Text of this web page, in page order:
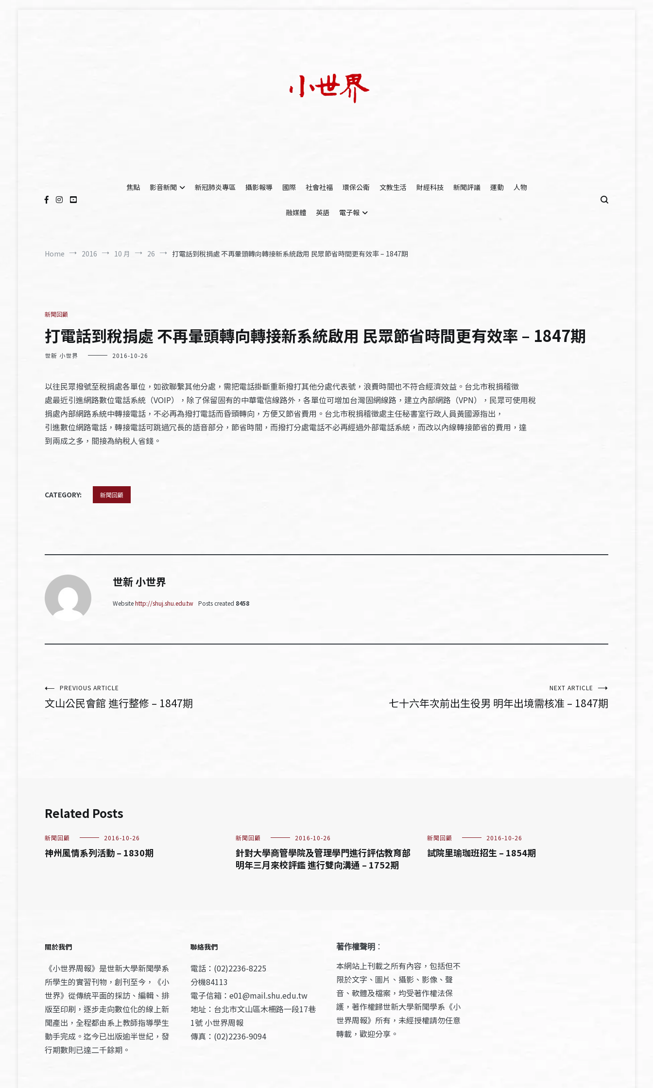
焦點
影音新聞 新冠肺炎專區 攝影報導 國際 社會社福 環保公衛 文教生活 財經科技 新聞評議 運動 人物
融媒體 英語 電子報
Home 2016 10 月 26 打電話到稅捐處 不再暈頭轉向轉接新系統啟用 民眾節省時間更有效率 – 1847期
新聞回顧
打電話到稅捐處 不再暈頭轉向轉接新系統啟用 民眾節省時間更有效率 – 1847期
世新 小世界 2016-10-26
以往民眾撥號至稅捐處各單位，如欲聯繫其他分處，需把電話掛斷重新撥打其他分處代表號，浪費時間也不符合經濟效益。台北市稅捐稽徵
處最近引進網路數位電話系統（VOIP），除了保留固有的中華電信線路外，各單位可增加台灣固網線路，建立內部網路（VPN），民眾可使用稅
捐處內部網路系統中轉接電話，不必再為撥打電話而昏頭轉向，方便又節省費用。台北市稅捐稽徵處主任秘書室行政人員黃國源指出，
引進數位網路電話，轉接電話可跳過冗長的語音部分，節省時間，而撥打分處電話不必再經過外部電話系統，而改以內線轉接節省的費用，達
到兩成之多，間接為納稅人省錢。
CATEGORY: 新聞回顧
世新 小世界
Websitehttp://shuj.shu.edu.tw Posts created 8458
文PREVIOUS ARTICLE
文山公民會館 進行整修 – 1847期
NEXT ARTICLE
七十六年次前出生役男 明年出境需核准 – 1847期
Related Posts
新聞回顧 2016-10-26
神州風情系列活動 – 1830期
新聞回顧 2016-10-26
針對大學商管學院及管理學門進行評估教育部
明年三月來校評鑑 進行雙向溝通 – 1752期
新聞回顧 2016-10-26
試院里瑜珈班招生 – 1854期
關於我們
《小世界周報》是世新大學新聞學系
所學生的實習刊物，創刊至今，《小
世界》從傳統平面的採訪、編輯、排
版至印刷，逐步走向數位化的線上新
聞產出，全程都由系上教師指導學生
動手完成。迄今已出版逾半世紀，發
行期數則已達二千餘期。
聯絡我們
電話：(02)2236-8225
分機84113
電子信箱：e01@mail.shu.edu.tw
地址：台北市文山區木柵路一段17巷
1號 小世界周報
傳真：(02)2236-9094
著作權聲明 ：
本網站上刊載之所有內容，包括但不
限於文字、圖片、攝影、影像、聲
音、軟體及檔案，均受著作權法保
護，著作權歸世新大學新聞學系《小
世界周報》所有，未經授權請勿任意
轉載，歡迎分享。